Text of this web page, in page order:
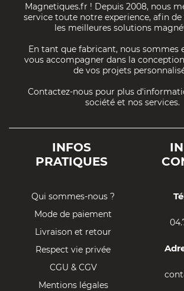
Magnetiques.fr ! Depuis 2008, nous
service toute notre experience, afin
les meilleures solutions
En tant que fabricant, nous sommes
vous accompagner dans la
de vos projets
Contactez-nous pour plus
société et nos services.
INFOS
PRATIQUES
Qui sommes-nous ?
Mode de paiement
Livraison et retour
Respect vie privée
CGU & CGV
Mentions légales